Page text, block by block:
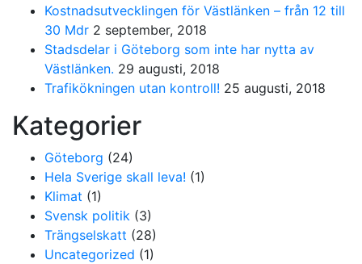
Kostnadsutvecklingen för Västlänken – från 12 till
30 Mdr 2 september, 2018
Stadsdelar i Göteborg som inte har nytta av
Västlänken. 29 augusti, 2018
Trafikökningen utan kontroll! 25 augusti, 2018
Kategorier
Göteborg (24)
Hela Sverige skall leva! (1)
Klimat (1)
Svensk politik (3)
Trängselskatt (28)
Uncategorized (1)